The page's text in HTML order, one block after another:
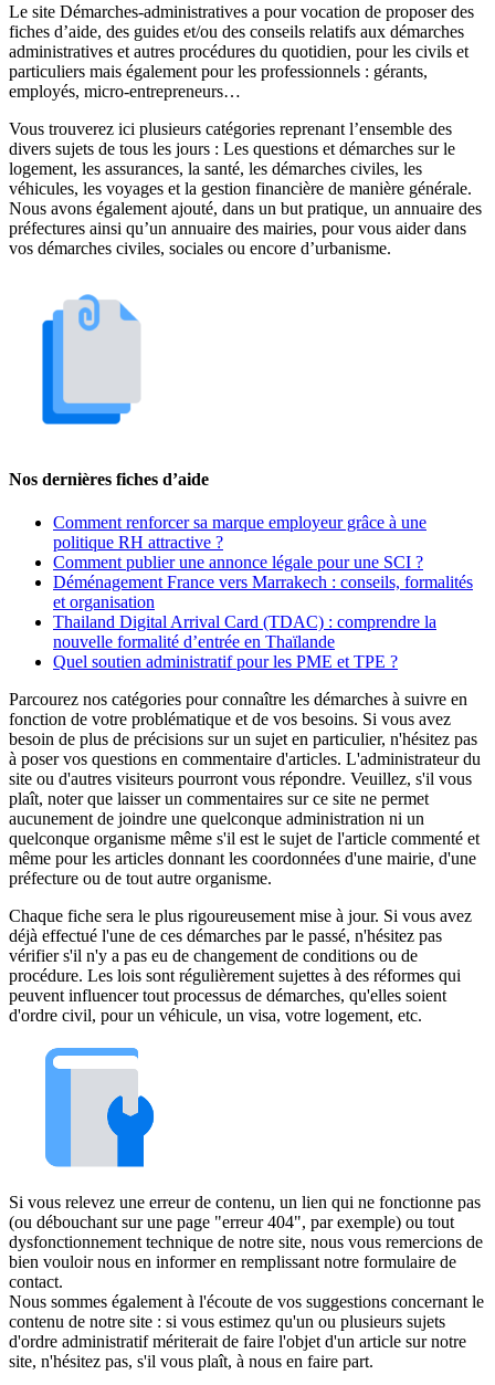
Le site Démarches-administratives a pour vocation de proposer des
fiches d’aide, des guides et/ou des conseils relatifs aux démarches
administratives et autres procédures du quotidien, pour les civils et
particuliers mais également pour les professionnels : gérants,
employés, micro-entrepreneurs…
Vous trouverez ici plusieurs catégories reprenant l’ensemble des
divers sujets de tous les jours : Les questions et démarches sur le
logement, les assurances, la santé, les démarches civiles, les
véhicules, les voyages et la gestion financière de manière générale.
Nous avons également ajouté, dans un but pratique, un annuaire des
préfectures ainsi qu’un annuaire des mairies, pour vous aider dans
vos démarches civiles, sociales ou encore d’urbanisme.
Nos dernières fiches d’aide
Comment renforcer sa marque employeur grâce à une
politique RH attractive ?
Comment publier une annonce légale pour une SCI ?
Déménagement France vers Marrakech : conseils, formalités
et organisation
Thailand Digital Arrival Card (TDAC) : comprendre la
nouvelle formalité d’entrée en Thaïlande
Quel soutien administratif pour les PME et TPE ?
Parcourez nos catégories pour connaître les démarches à suivre en
fonction de votre problématique et de vos besoins. Si vous avez
besoin de plus de précisions sur un sujet en particulier, n'hésitez pas
à poser vos questions en commentaire d'articles. L'administrateur du
site ou d'autres visiteurs pourront vous répondre. Veuillez, s'il vous
plaît, noter que laisser un commentaires sur ce site ne permet
aucunement de joindre une quelconque administration ni un
quelconque organisme même s'il est le sujet de l'article commenté et
même pour les articles donnant les coordonnées d'une mairie, d'une
préfecture ou de tout autre organisme.
Chaque fiche sera le plus rigoureusement mise à jour. Si vous avez
déjà effectué l'une de ces démarches par le passé, n'hésitez pas
vérifier s'il n'y a pas eu de changement de conditions ou de
procédure. Les lois sont régulièrement sujettes à des réformes qui
peuvent influencer tout processus de démarches, qu'elles soient
d'ordre civil, pour un véhicule, un visa, votre logement, etc.
Si vous relevez une erreur de contenu, un lien qui ne fonctionne pas
(ou débouchant sur une page "erreur 404", par exemple) ou tout
dysfonctionnement technique de notre site, nous vous remercions de
bien vouloir nous en informer en remplissant notre formulaire de
contact.
Nous sommes également à l'écoute de vos suggestions concernant le
contenu de notre site : si vous estimez qu'un ou plusieurs sujets
d'ordre administratif mériterait de faire l'objet d'un article sur notre
site, n'hésitez pas, s'il vous plaît, à nous en faire part.